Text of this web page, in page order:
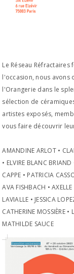
Le Réseau Réfractaires
l'occasion, nous avons
l'Orangerie dans le
sélection de
artistes exposés,
vous faire découvrir
AMANDINE ARLOT •
• ELVIRE BLANC
CAPPE • PATRICIA
AVA FISHBACH •
LAVIALLE • JESSICA
CATHERINE MOSSIÈRE •
MATHILDE SAUCE